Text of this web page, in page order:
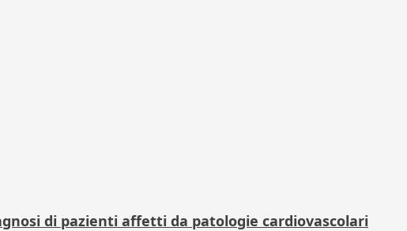
di pazienti affetti da patologie cardiovascolari